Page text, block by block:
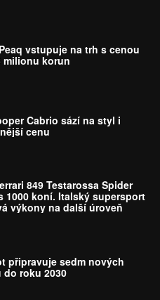
vstupuje na trh s cenou
milionu korun
Cabrio sází na styl i
cenu
849 Testarossa Spider
1000 koní. Italský supersport
výkony na další úroveň
připravuje sedm nových
do roku 2030